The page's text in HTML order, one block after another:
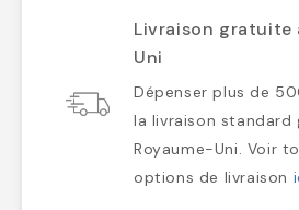
Livraison gratuite
Uni
Dépenser plus de
la livraison standard
Royaume-Uni. Voir
options de livraison